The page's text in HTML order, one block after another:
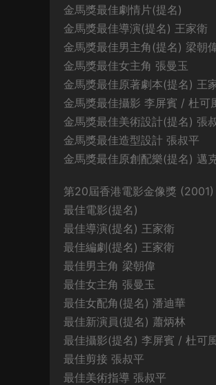
金馬獎最佳劇情片(提名)
金馬獎最佳導演(提名) 王家衛
金馬獎最佳男主角(提名) 梁朝
金馬獎最佳女主角 張曼玉
金馬獎最佳原著劇本(提名) 王
金馬獎最佳攝影 李屏賓 / 杜可
金馬獎最佳美術設計(提名) 張
金馬獎最佳造型設計 張叔平
金馬獎最佳原創配樂(提名) 邁
第20屆香港電影金像獎 (2001)
最佳電影(提名)
最佳導演(提名) 王家衛
最佳編劇(提名) 王家衛
最佳男主角 梁朝偉
最佳女主角 張曼玉
最佳女配角(提名) 潘迪華
最佳新演員(提名) 蕭炳林
最佳攝影(提名) 李屏賓 / 杜可
最佳剪接 張叔平
最佳美術指導 張叔平